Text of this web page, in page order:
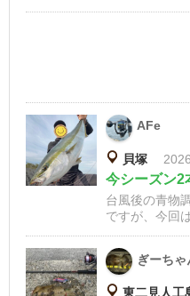
AFe
貝塚
今シーズン2
台風後の青物
ですが、今回
ぎーちゃ
東二見人工